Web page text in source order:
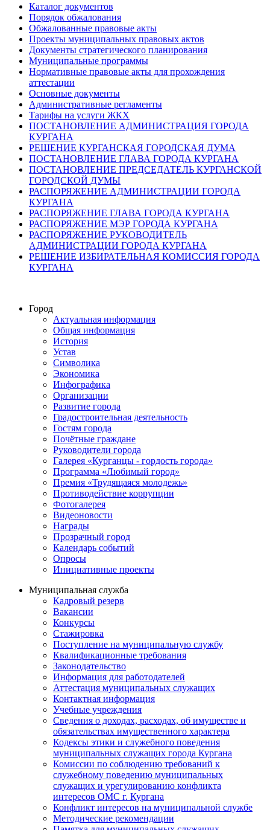
Каталог документов
Порядок обжалования
Обжалованные правовые акты
Проекты муниципальных правовых актов
Документы стратегического планирования
Муниципальные программы
Нормативные правовые акты для прохождения
аттестации
Основные документы
Административные регламенты
Тарифы на услуги ЖКХ
ПОСТАНОВЛЕНИЕ АДМИНИСТРАЦИЯ ГОРОДА
КУРГАНА
РЕШЕНИЕ КУРГАНСКАЯ ГОРОДСКАЯ ДУМА
ПОСТАНОВЛЕНИЕ ГЛАВА ГОРОДА КУРГАНА
ПОСТАНОВЛЕНИЕ ПРЕДСЕДАТЕЛЬ КУРГАНСКОЙ
ГОРОДСКОЙ ДУМЫ
РАСПОРЯЖЕНИЕ АДМИНИСТРАЦИИ ГОРОДА
КУРГАНА
РАСПОРЯЖЕНИЕ ГЛАВА ГОРОДА КУРГАНА
РАСПОРЯЖЕНИЕ МЭР ГОРОДА КУРГАНА
РАСПОРЯЖЕНИЕ РУКОВОДИТЕЛЬ
АДМИНИСТРАЦИИ ГОРОДА КУРГАНА
РЕШЕНИЕ ИЗБИРАТЕЛЬНАЯ КОМИССИЯ ГОРОДА
КУРГАНА
Город
Актуальная информация
Общая информация
История
Устав
Символика
Экономика
Инфографика
Организации
Развитие города
Градостроительная деятельность
Гостям города
Почётные граждане
Руководители города
Галерея «Курганцы - гордость города»
Программа «Любимый город»
Премия «Трудящаяся молодежь»
Противодействие коррупции
Фотогалерея
Видеоновости
Награды
Прозрачный город
Календарь событий
Опросы
Инициативные проекты
Муниципальная служба
Кадровый резерв
Вакансии
Конкурсы
Стажировка
Поступление на муниципальную службу
Квалификационные требования
Законодательство
Информация для работодателей
Аттестация муниципальных служащих
Контактная информация
Учебные учреждения
Сведения о доходах, расходах, об имуществе и
обязательствах имущественного характера
Кодексы этики и служебного поведения
муниципальных служащих города Кургана
Комиссии по соблюдению требований к
служебному поведению муниципальных
служащих и урегулированию конфликта
интересов ОМС г. Кургана
Конфликт интересов на муниципальной службе
Методические рекомендации